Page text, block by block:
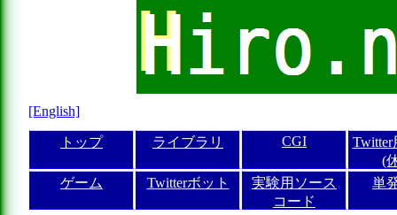
[English]
トップ ライブラリ CGI
(
ゲーム
Twitterボット
実験用ソース
コード
単